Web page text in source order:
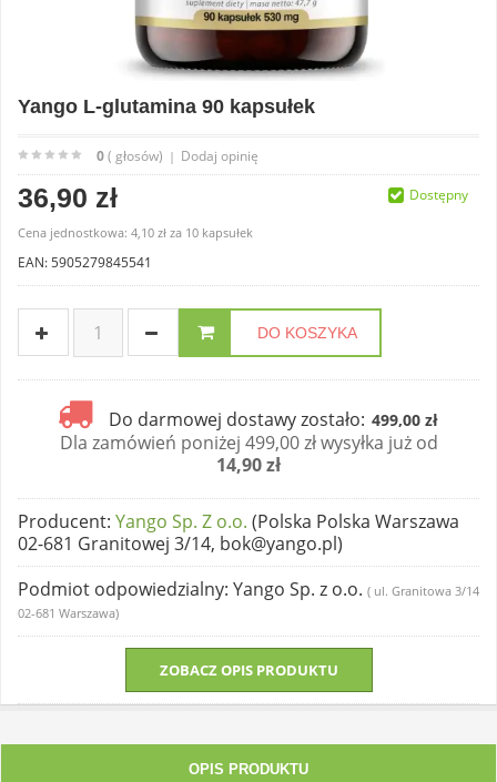
Yango L-glutamina 90 kapsułek
0( głosów) | Dodaj opinię
36,90 zł
Cena jednostkowa: 4,10 zł za 10 kapsułek
EAN: 5905279845541
DO KOSZYKA
Do darmowej dostawy zostało: 499,00 zł
Dla zamówień poniżej 499,00 zł wysyłka już od
14,90 zł
Dostępny
Producent: Yango Sp. Z o.o. (Polska Polska Warszawa
02-681 Granitowej 3/14, bok@yango.pl)
Podmiot odpowiedzialny: Yango Sp. z o.o. ( ul. Granitowa 3/14
02-681 Warszawa)
ZOBACZ OPIS PRODUKTU
OPIS PRODUKTU